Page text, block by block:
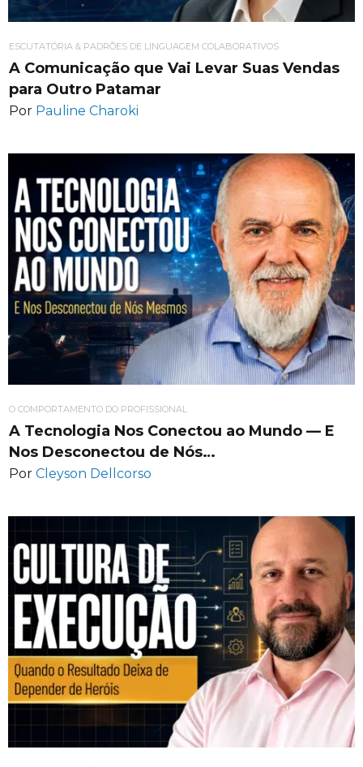
ESCUTATÓRIA & PADRÕES DE LINGUAGEM COLABORATIVOS
A Comunicação que Vai Levar Suas Vendas
para Outro Patamar
Por Pauline Charoki
O COMPORTAMENTO DO PROFISSIONAL
A Tecnologia Nos Conectou ao Mundo — E
Nos Desconectou de Nós…
Por Cleyson Dellcorso